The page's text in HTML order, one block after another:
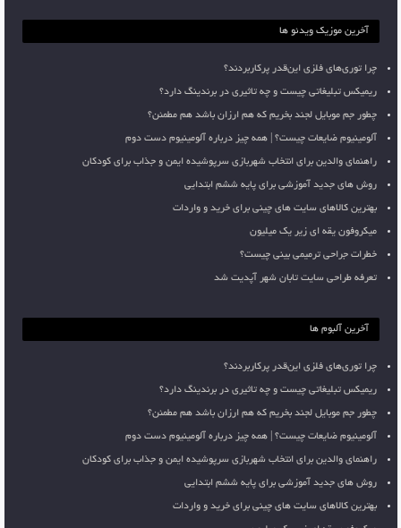
آخرین موزیک ویدئو ها
چرا توری‌های فلزی این‌قدر پرکاربردند؟
ریمیکس تبلیغاتی چیست و چه تاثیری در برندینگ دارد؟
چطور جم موبایل لجند بخریم که هم ارزان باشد هم مطمئن؟
آلومینیوم ضایعات چیست؟ | همه چیز درباره آلومینیوم دست دوم
راهنمای والدین برای انتخاب شهربازی سرپوشیده ایمن و جذاب برای کودکان
روش های جدید آموزشی برای پایه ششم ابتدایی
بهترین کالاهای سایت های چینی برای خرید و واردات
میکروفون یقه ای زیر یک میلیون
خطرات جراحی ترمیمی بینی چیست؟
تعرفه طراحی سایت تابان شهر آپدیت شد
آخرین آلبوم ها
چرا توری‌های فلزی این‌قدر پرکاربردند؟
ریمیکس تبلیغاتی چیست و چه تاثیری در برندینگ دارد؟
چطور جم موبایل لجند بخریم که هم ارزان باشد هم مطمئن؟
آلومینیوم ضایعات چیست؟ | همه چیز درباره آلومینیوم دست دوم
راهنمای والدین برای انتخاب شهربازی سرپوشیده ایمن و جذاب برای کودکان
روش های جدید آموزشی برای پایه ششم ابتدایی
بهترین کالاهای سایت های چینی برای خرید و واردات